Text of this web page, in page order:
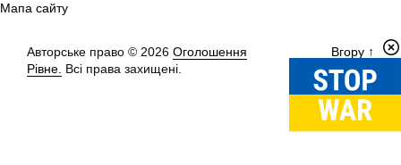
Мапа сайту
Авторське право © 2026 Оголошення
Рівне. Всі права захищені.
Вгору ↑